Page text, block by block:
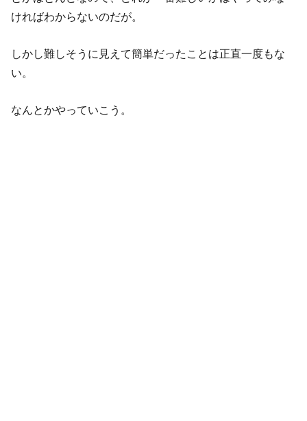
ければわからないのだが。
しかし難しそうに見えて簡単だったことは正直一度もな
い。
なんとかやっていこう。